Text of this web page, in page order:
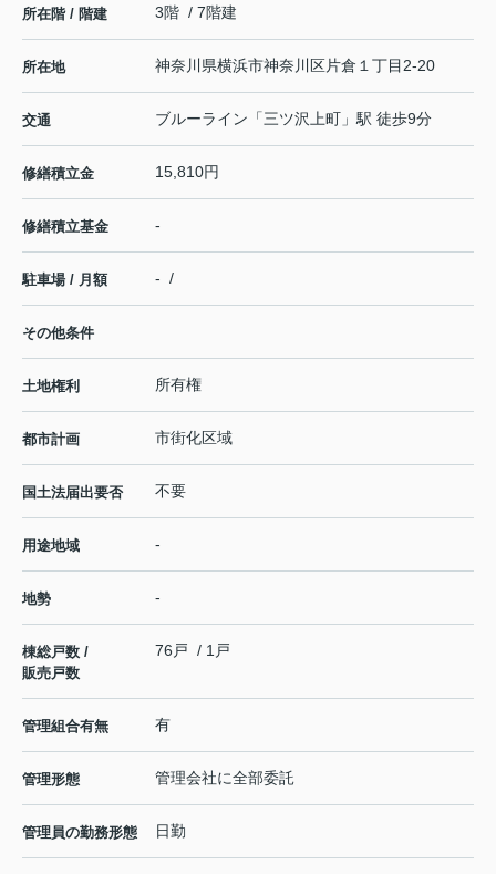
所在階 / 階建 3階 / 7階建
所在地 神奈川県横浜市神奈川区片倉 １丁目2-20
交通 ブルーライン 「三ツ沢上町 」駅 徒歩9分
修繕積立金 15,810円
修繕積立基金 -
駐車場 / 月額 - /
その他条件
土地権利 所有権
都市計画 市街化区域
国土法届出要否 不要
用途地域 -
地勢 -
棟総戸数 /
販売戸数
76戸 / 1戸
管理組合有無 有
管理形態 管理会社に全部委託
管理員の勤務形態 日勤